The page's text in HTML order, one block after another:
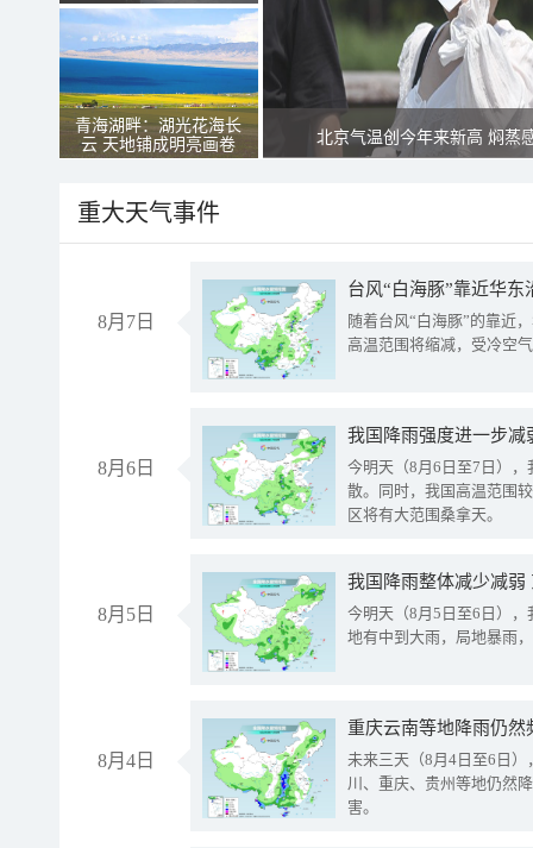
青海湖畔：湖光花海长
云 天地铺成明亮画卷
北京气温创今年来新高 焖蒸
重大天气事件
8月7日
台风“白海豚”靠近华
随着台风“白海豚”的靠近
高温范围将缩减，受冷空
8月6日
今明天（8月6日至7日）
散。同时，我国高温范围
区将有大范围桑拿天。
8月5日
我国降雨整体减少减弱
今明天（8月5日至6日）
地有中到大雨，局地暴雨
8月4日
重庆云南等地降雨仍然
未来三天（8月4日至6日
川、重庆、贵州等地仍然
害。